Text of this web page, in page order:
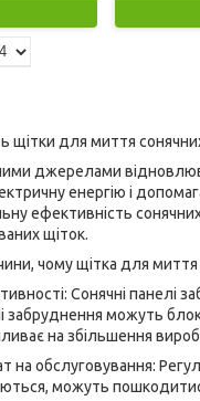
щітки для миття
джерелами
енергію і
ефективність
щіток.
чому щітка для
Сонячні панелі
забруднення можуть
на збільшення
на обслуговування:
можуть